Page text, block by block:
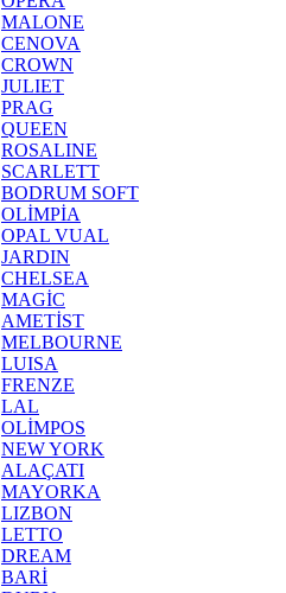
MALONE
CENOVA
CROWN
JULIET
PRAG
QUEEN
ROSALINE
SCARLETT
BODRUM SOFT
OLİMPİA
OPAL VUAL
JARDIN
CHELSEA
MAGİC
AMETİST
MELBOURNE
LUISA
FRENZE
LAL
OLİMPOS
NEW YORK
ALAÇATI
MAYORKA
LIZBON
LETTO
DREAM
BARİ